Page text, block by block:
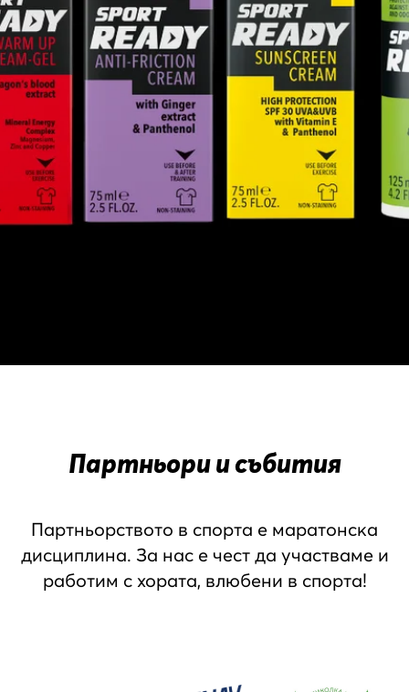
Партньори и събития
Партньорството в спорта е маратонска
дисциплина. За нас е чест да участваме и
работим с хората, влюбени в спорта!